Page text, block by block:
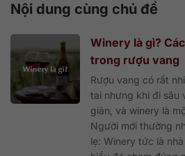
Nội dung cùng chủ đề
Winery là gì?
trong rượu vang
Rượu vang có rất
tai nhưng khi đi sâu
giản, và winery là
Người mới thường
lẹ: Winery tức là